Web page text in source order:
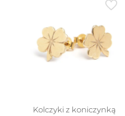
Kolczyki z koniczynką